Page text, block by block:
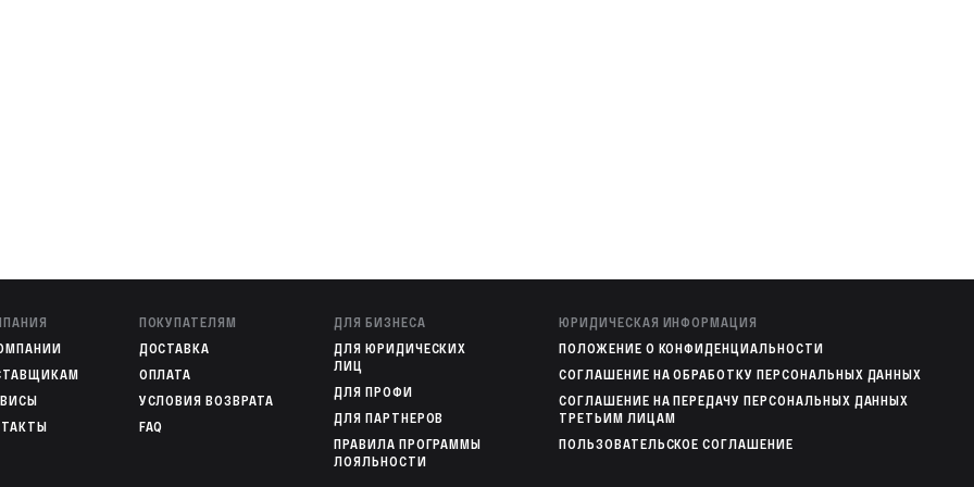
Нет
Нет
Нет
Механическое
ПОКУПАТЕЛЯМ
ДОСТАВКА
ОПЛАТА
УСЛОВИЯ ВОЗВРАТА
FAQ
ДЛЯ БИЗНЕСА
ДЛЯ ЮРИДИЧЕСКИХ
ЛИЦ
ДЛЯ ПРОФИ
ДЛЯ ПАРТНЕРОВ
ПРАВИЛА ПРОГРАММЫ
ЛОЯЛЬНОСТИ
ЮРИДИЧЕСКАЯ ИНФОРМАЦИЯ
ПОЛОЖЕНИЕ О КОНФИДЕНЦИАЛЬНОСТИ
СОГЛАШЕНИЕ НА ОБРАБОТКУ ПЕРСОНАЛЬНЫХ ДАННЫХ
СОГЛАШЕНИЕ НА ПЕРЕДАЧУ ПЕРСОНАЛЬНЫХ ДАННЫХ
ТРЕТЬИМ ЛИЦАМ
ПОЛЬЗОВАТЕЛЬСКОЕ СОГЛАШЕНИЕ